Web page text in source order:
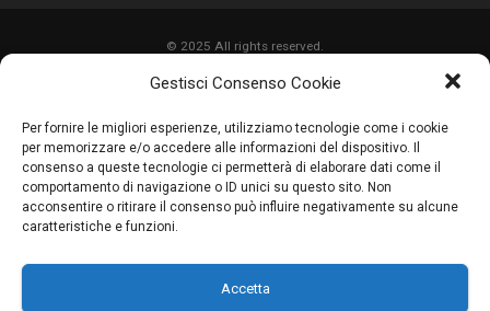
Gestisci Consenso Cookie
Per fornire le migliori esperienze, utilizziamo tecnologie come i cookie
per memorizzare e/o accedere alle informazioni del dispositivo. Il
consenso a queste tecnologie ci permetterà di elaborare dati come il
comportamento di navigazione o ID unici su questo sito. Non
acconsentire o ritirare il consenso può influire negativamente su alcune
caratteristiche e funzioni.
Accetta
© 2025 All rights reserved.
CHI SIAMO
SERVIZI
LAVORI
PARTNER